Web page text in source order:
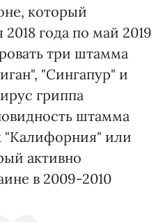
который
года по май 2019
три штамма
"Сингапур" и
гриппа
штамма
"Калифорния" или
активно
в 2009-2010